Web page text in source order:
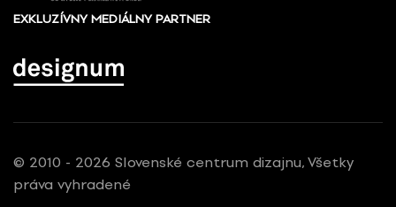
EXKLUZÍVNY MEDIÁLNY PARTNER
© 2010 - 2026 Slovenské centrum dizajnu, Všetky
práva vyhradené